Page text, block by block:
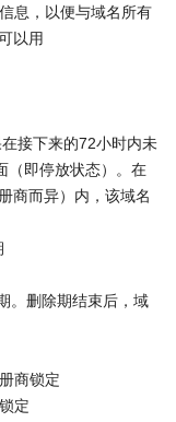
息，以便与域名所有
以用
接下来的72小时内未
（即停放状态）。在
商而异）内，该域名
。删除期结束后，域
册商锁定
锁定